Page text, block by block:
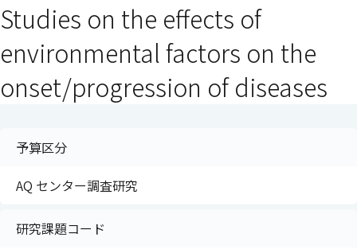
ウで開きます）
ンドウで開きます）
ウインドウで開きます）
Studies on the effects of
environmental factors on the
onset/progression of diseases
予算区分
AQ センター調査研究
研究課題コード